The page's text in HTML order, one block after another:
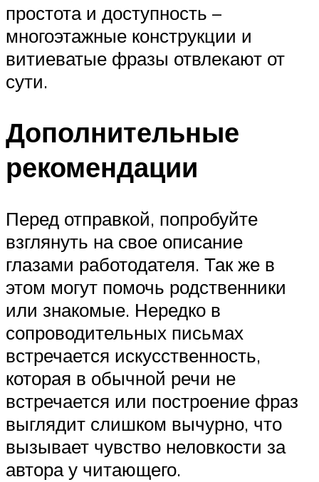
простота и доступность –
многоэтажные конструкции и
витиеватые фразы отвлекают от
сути.
Дополнительные
рекомендации
Перед отправкой, попробуйте
взглянуть на свое описание
глазами работодателя. Так же в
этом могут помочь родственники
или знакомые. Нередко в
сопроводительных письмах
встречается искусственность,
которая в обычной речи не
встречается или построение фраз
выглядит слишком вычурно, что
вызывает чувство неловкости за
автора у читающего.